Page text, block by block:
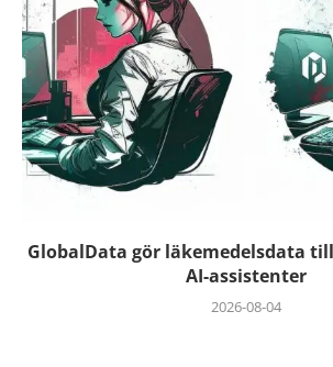
GlobalData gör läkemedelsdata
AI-assistenter
2026-08-04